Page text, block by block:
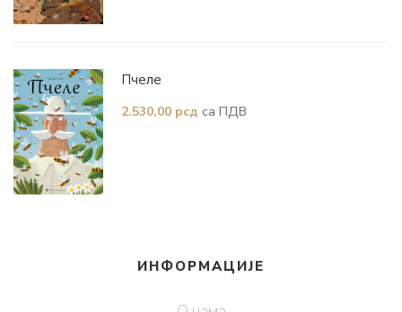
Пчеле
2.530,00 рсд са ПДВ
ИНФОРМАЦИЈЕ